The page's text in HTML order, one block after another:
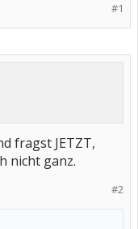
#1
fragst JETZT,
nicht ganz.
#2